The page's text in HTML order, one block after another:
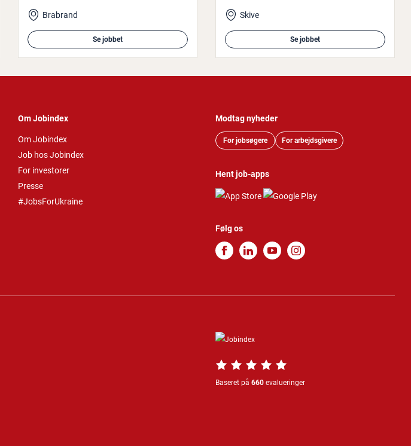
Brabrand
Se jobbet
Skive
Se jobbet
Om Jobindex
Om Jobindex
Job hos Jobindex
For investorer
Presse
#JobsForUkraine
Modtag nyheder
For jobsøgere For arbejdsgivere
Hent job-apps
Følg os
Baseret på 660 evalueringer